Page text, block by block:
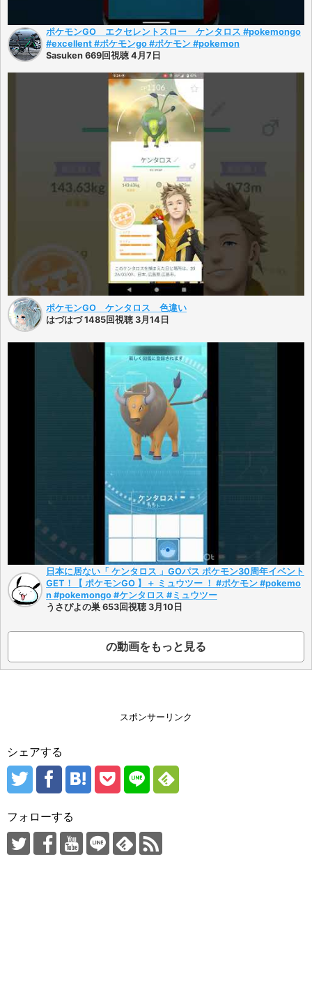
ポケモンGO エクセレントスロー ケンタロス #pokemongo
#excellent #ポケモンgo #ポケモン #pokemon
Sasuken 669回視聴 4月7日
ポケモンGO ケンタロス 色違い
はづはづ 1485回視聴 3月14日
日本に居ない「 ケンタロス 」GOパス ポケモン30周年イベント
GET！【 ポケモンGO 】＋ ミュウツー ！ #ポケモン #pokemo
n #pokemongo #ケンタロス #ミュウツー
うさぴよの巣 653回視聴 3月10日
の動画をもっと見る
スポンサーリンク
シェアする
フォローする